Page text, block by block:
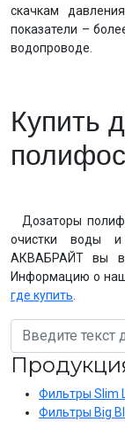
скачкам
показатели –
водопроводе.
Купить
Дозаторы
очистки воды
АКВАБРАЙТ вы
Информацию о
где купить
Фильтры Slim
Фильтры Big